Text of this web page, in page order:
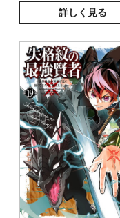
詳しく見る